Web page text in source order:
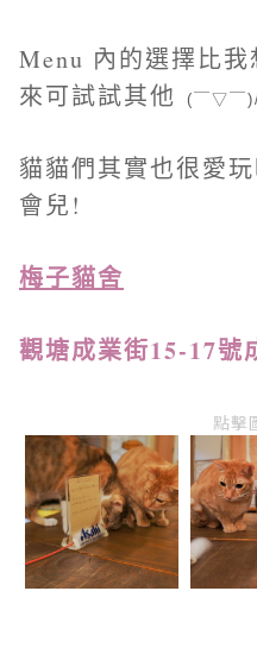
Menu 內的選擇比
來可試試其他
(￣▽￣
貓貓們其實也很愛
會兒!
梅子貓舍
觀塘成業街15-17號
點擊